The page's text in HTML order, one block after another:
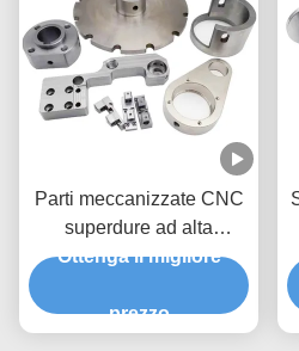
Parti meccanizzate CNC
superdure ad alta
precisione con
delle attrezzature
Ottenga il migliore
prezzo